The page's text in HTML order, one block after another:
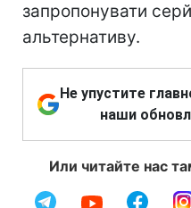
запропонувати
альтернативу.
Не упустите
наши
Или читайте нас